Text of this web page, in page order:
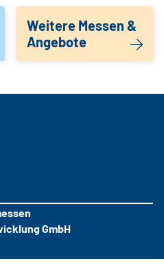
Weitere Messen &
Angebote
GmbH